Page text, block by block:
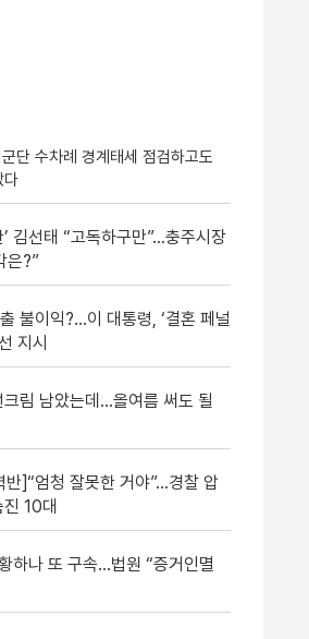
단 수차례 경계태세 점검하고도
다
’ 김선태 “고독하구만”…충주시장
은?”
불이익?…이 대통령, ‘결혼 페널
지시
림 남았는데…올여름 써도 될
반]“엄청 잘못한 거야”…경찰 압
10대
하나 또 구속…법원 “증거인멸